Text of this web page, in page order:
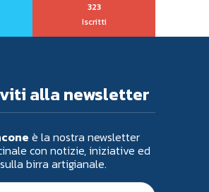
323
Iscritti
alla newsletter
è la nostra newsletter
con notizie, iniziative ed
birra artigianale.